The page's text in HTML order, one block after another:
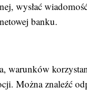
wysłać
banku.
warunków
Można znaleźć